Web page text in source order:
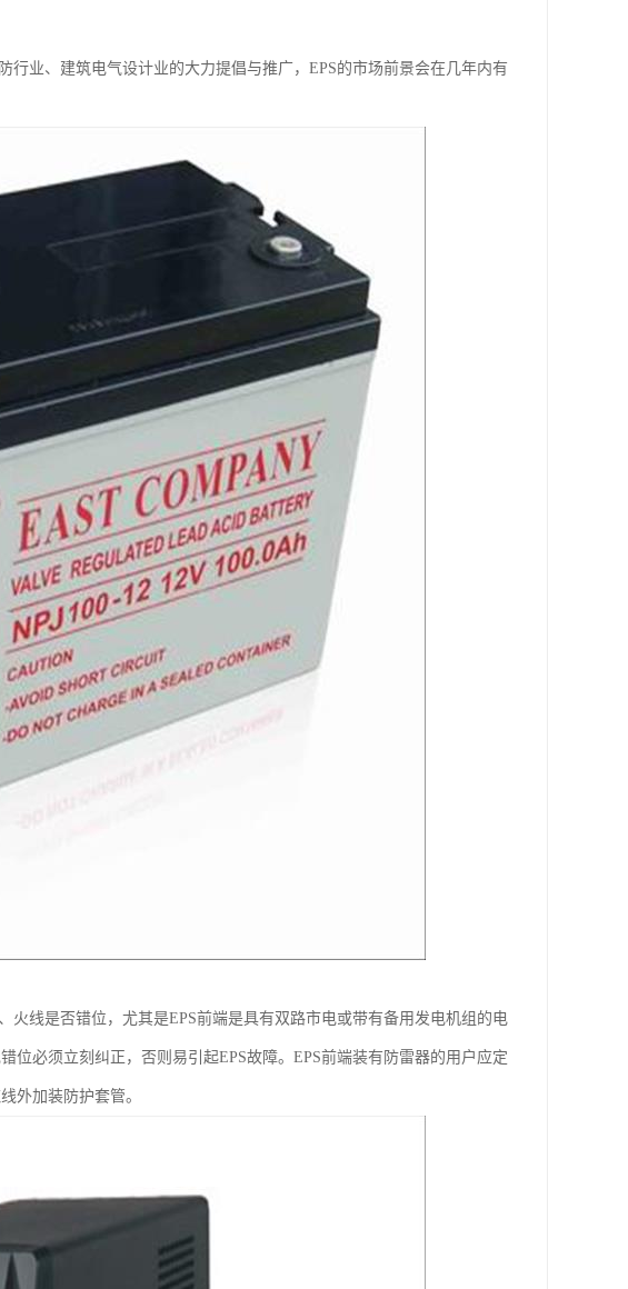
业、建筑电气设计业的大力提倡与推广，EPS的市场前景会在几年内有
线是否错位，尤其是EPS前端是具有双路市电或带有备用发电机组的电
必须立刻纠正，否则易引起EPS故障。EPS前端装有防雷器的用户应定
外加装防护套管。